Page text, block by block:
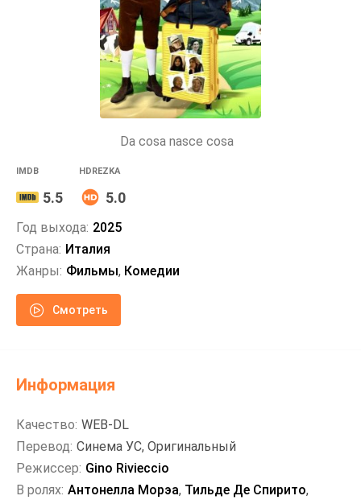
Da cosa nasce cosa
IMDB
5.5
HDREZKA
5.0
Год выхода: 2025
Страна: Италия
Жанры: Фильмы, Комедии
Смотреть
Информация
Качество: WEB-DL
Перевод: Синема УС, Оригинальный
Режиссер: Gino Rivieccio
В ролях: Антонелла Морэа, Тильде Де Спирито,